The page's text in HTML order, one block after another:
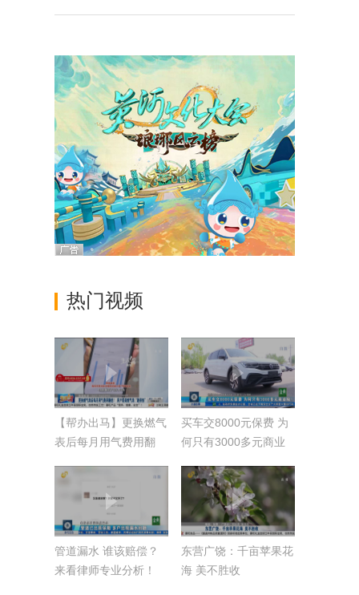
热门视频
【帮办出马】更换燃气
表后每月用气费用翻
表“跑得快”
买车交8000元保费 为
何只有3000多元商业
管道漏水 谁该赔偿？
来看律师专业分析！
东营广饶：千亩苹果花
海 美不胜收